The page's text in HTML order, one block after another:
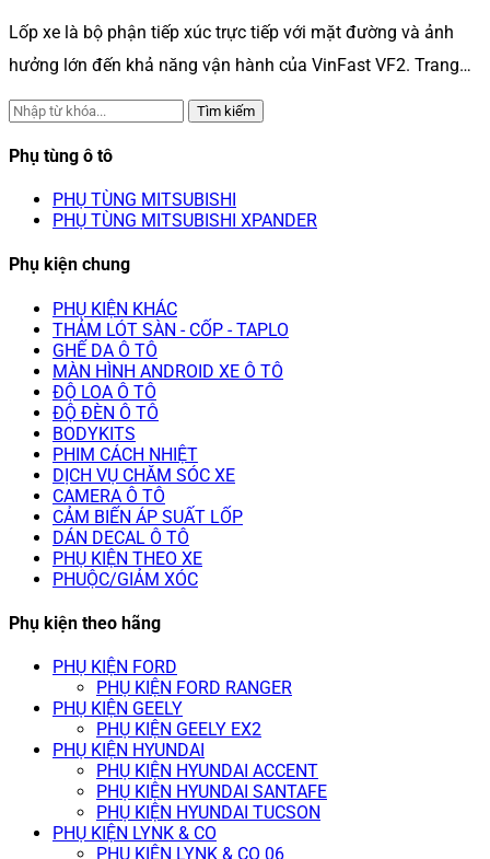
Lốp xe là bộ phận tiếp xúc trực tiếp với mặt đường và ảnh
hưởng lớn đến khả năng vận hành của VinFast VF2. Trang…
Tìm kiếm
Phụ tùng ô tô
PHỤ TÙNG MITSUBISHI
PHỤ TÙNG MITSUBISHI XPANDER
Phụ kiện chung
PHỤ KIỆN KHÁC
THẢM LÓT SÀN - CỐP - TAPLO
GHẾ DA Ô TÔ
MÀN HÌNH ANDROID XE Ô TÔ
ĐỘ LOA Ô TÔ
ĐỘ ĐÈN Ô TÔ
BODYKITS
PHIM CÁCH NHIỆT
DỊCH VỤ CHĂM SÓC XE
CAMERA Ô TÔ
CẢM BIẾN ÁP SUẤT LỐP
DÁN DECAL Ô TÔ
PHỤ KIỆN THEO XE
PHUỘC/GIẢM XÓC
Phụ kiện theo hãng
PHỤ KIỆN FORD
PHỤ KIỆN FORD RANGER
PHỤ KIỆN GEELY
PHỤ KIỆN GEELY EX2
PHỤ KIỆN HYUNDAI
PHỤ KIỆN HYUNDAI ACCENT
PHỤ KIỆN HYUNDAI SANTAFE
PHỤ KIỆN HYUNDAI TUCSON
PHỤ KIỆN LYNK & CO
PHỤ KIỆN LYNK & CO 06